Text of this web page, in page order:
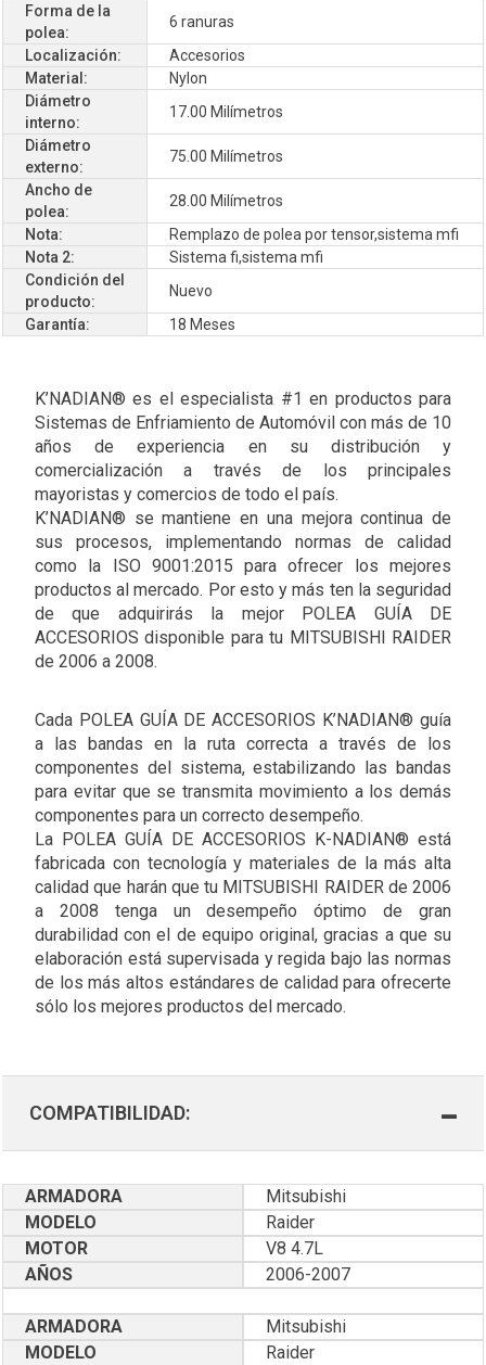
Forma de la
polea:
6 ranuras
Localización:
Accesorios
Material:
Nylon
Diámetro
interno:
17.00 Milímetros
Diámetro
externo:
75.00 Milímetros
Ancho de
polea:
28.00 Milímetros
Nota:
Remplazo de polea por tensor,sistema mfi
Nota 2:
Sistema fi,sistema mfi
Condición del
producto:
Nuevo
Garantía:
18 Meses
K’NADIAN® es el especialista #1 en productos para
Sistemas de Enfriamiento de Automóvil con más de 10
años de experiencia en su distribución y
comercialización a través de los principales
mayoristas y comercios de todo el país.
K’NADIAN® se mantiene en una mejora continua de
sus procesos, implementando normas de calidad
como la ISO 9001:2015 para ofrecer los mejores
productos al mercado. Por esto y más ten la seguridad
de que adquirirás la mejor POLEA GUÍA DE
ACCESORIOS disponible para tu MITSUBISHI RAIDER
de 2006 a 2008.
Cada POLEA GUÍA DE ACCESORIOS K’NADIAN® guía
a las bandas en la ruta correcta a través de los
componentes del sistema, estabilizando las bandas
para evitar que se transmita movimiento a los demás
componentes para un correcto desempeño.
La POLEA GUÍA DE ACCESORIOS K-NADIAN® está
fabricada con tecnología y materiales de la más alta
calidad que harán que tu MITSUBISHI RAIDER de 2006
a 2008 tenga un desempeño óptimo de gran
durabilidad con el de equipo original, gracias a que su
elaboración está supervisada y regida bajo las normas
de los más altos estándares de calidad para ofrecerte
sólo los mejores productos del mercado.
COMPATIBILIDAD:
ARMADORA
Mitsubishi
MODELO
Raider
MOTOR
V8 4.7L
AÑOS
2006-2007
ARMADORA
Mitsubishi
MODELO
Raider